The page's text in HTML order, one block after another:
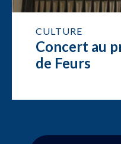
CULTURE
Concert au
de Feurs